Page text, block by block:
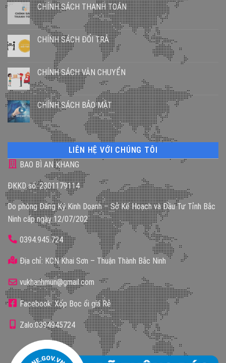
CHÍNH SÁCH THANH TOÁN
CHÍNH SÁCH ĐỔI TRẢ
CHÍNH SÁCH VẬN CHUYỂN
CHÍNH SÁCH BẢO MẬT
LIÊN HỆ VỚI CHÚNG TÔI
BAO BÌ AN KHANG
ĐKKD số: 2301179114
Do phòng Đăng Ký Kinh Doanh – Sở Kế Hoạch và Đầu Tư Tỉnh Bắc
Ninh cấp ngày 12/07/202
0394.945.724
Địa chỉ: KCN Khai Sơn – Thuận Thành Bắc Ninh
vukhanhmun@gmail.com
Facebook: Xốp Bọc ổi giá Rẻ
Zalo:0394945724